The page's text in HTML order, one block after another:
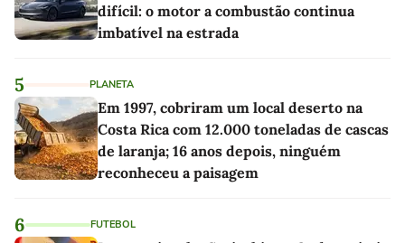
difícil: o motor a combustão continua
imbatível na estrada
5 PLANETA
Em 1997, cobriram um local deserto na
Costa Rica com 12.000 toneladas de cascas
de laranja; 16 anos depois, ninguém
reconheceu a paisagem
6 FUTEBOL